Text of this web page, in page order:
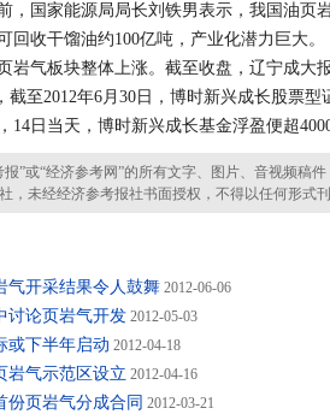
，国家能源局局长刘铁男表示，我国油页
回收干馏油约100亿吨，产业化潜力巨大。
气板块整体上涨。截至收盘，辽宁成大
截至2012年6月30日，博时新兴成长股票型
14日当天，博时新兴成长基金浮盈便超
或“经济参考网”的所有文字、图片、音视频稿件
，未经经济参考报社书面授权，不得以任何形式刊
气开采结果令人鼓舞 2012-06-06
讨论页岩气开发 2012-05-03
或下半年启动 2012-04-18
岩气示范区设立 2012-04-16
份页岩气分成合同 2012-03-21